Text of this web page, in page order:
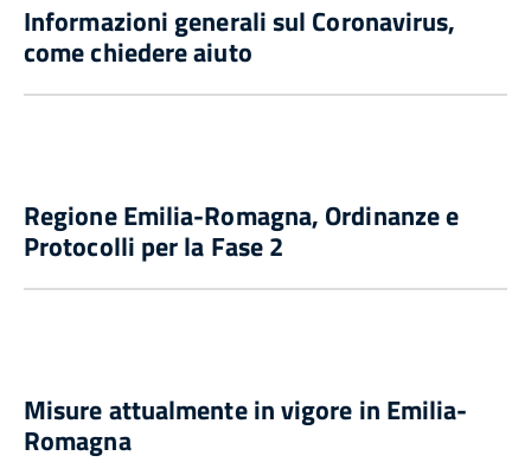
Informazioni generali sul Coronavirus,
come chiedere aiuto
Regione Emilia-Romagna, Ordinanze e
Protocolli per la Fase 2
Misure attualmente in vigore in Emilia-
Romagna